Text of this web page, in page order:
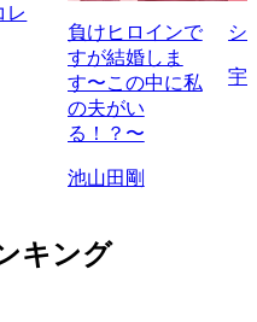
レ
負けヒロインで
すが結婚しま
す〜この中に私
の夫がい
る！？〜
池山田剛
シ
宇
キング